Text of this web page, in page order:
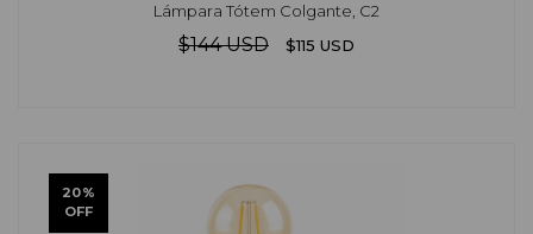
Lámpara Tótem Colgante, C2
$144 USD $115 USD
20%
OFF